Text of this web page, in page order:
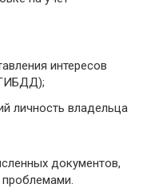
интересов
личность владельца
документов,